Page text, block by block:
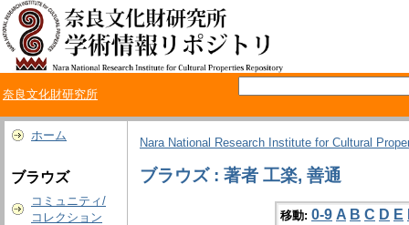
奈良文化財研究所
ホーム
ブラウズ
コミュニティ/
コレクション
Nara National Research Institute for Cultural
ブラウズ : 著者 工楽, 善通
移動: 0-9 A B C D E